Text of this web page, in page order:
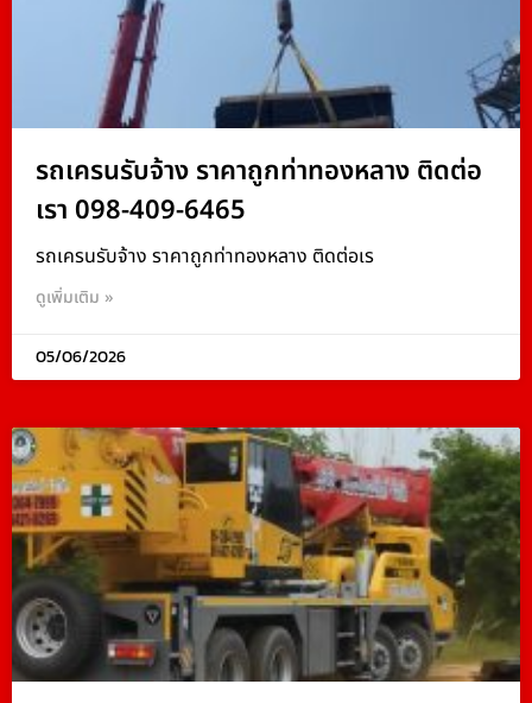
รถเครนรับจ้าง ราคาถูกท่าทองหลาง ติดต่อ
เรา 098-409-6465
รถเครนรับจ้าง ราคาถูกท่าทองหลาง ติดต่อเร
ดูเพิ่มเติม »
05/06/2026